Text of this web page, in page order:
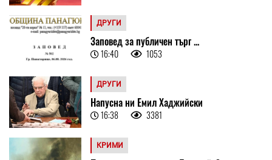
ДРУГИ
Заповед за публичен търг ...
16:40 1053
ДРУГИ
Напусна ни Емил Хаджийски
16:38 3381
КРИМИ